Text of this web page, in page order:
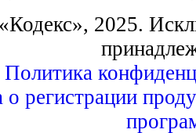
2025.
Политика
о регистрации